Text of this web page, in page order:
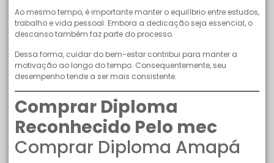
Ao mesmo tempo, é importante manter o equilíbrio entre estudos,
trabalho e vida pessoal. Embora a dedicação seja essencial, o
descanso também faz parte do processo.
Dessa forma, cuidar do bem-estar contribui para manter a
motivação ao longo do tempo. Consequentemente, seu
desempenho tende a ser mais consistente.
Comprar Diploma
Reconhecido Pelo mec
Comprar Diploma Amapá